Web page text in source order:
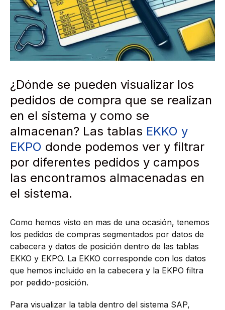
¿Dónde se pueden visualizar los
pedidos de compra que se realizan
en el sistema y como se
almacenan? Las tablas EKKO y
EKPO donde podemos ver y filtrar
por diferentes pedidos y campos
las encontramos almacenadas en
el sistema.
Como hemos visto en mas de una ocasión, tenemos
los pedidos de compras segmentados por datos de
cabecera y datos de posición dentro de las tablas
EKKO y EKPO. La EKKO corresponde con los datos
que hemos incluido en la cabecera y la EKPO filtra
por pedido-posición.
Para visualizar la tabla dentro del sistema SAP,